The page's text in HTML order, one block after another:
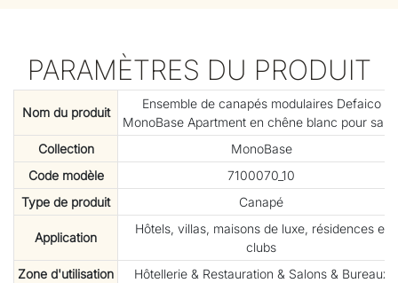
PARAMÈTRES DU PRODUIT
Nom du produit
Ensemble de canapés modulaires Defaico
MonoBase Apartment en chêne blanc pour
Collection
MonoBase
Code modèle
7100070_10
Type de produit
Canapé
Application
Hôtels, villas, maisons de luxe, résidences et
clubs
Zone d'utilisation
Hôtellerie & Restauration & Salons & Bureaux